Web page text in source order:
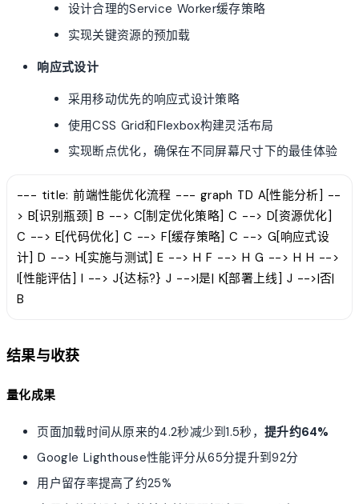
设计合理的Service Worker缓存策略
实现关键资源的预加载
响应式设计
采用移动优先的响应式设计策略
使用CSS Grid和Flexbox构建灵活布局
实现断点优化，确保在不同屏幕尺寸下的最佳体验
--- title: 前端性能优化流程 --- graph TD A[性能分析] --
> B[识别瓶颈] B --> C[制定优化策略] C --> D[资源优化]
C --> E[代码优化] C --> F[缓存策略] C --> G[响应式设
计] D --> H[实施与测试] E --> H F --> H G --> H H -->
I[性能评估] I --> J{达标?} J -->|是| K[部署上线] J -->|否|
B
结果与收获
量化成果
页面加载时间从原来的4.2秒减少到1.5秒， 提升约64%
Google Lighthouse性能评分从65分提升到92分
用户留存率提高了约25%